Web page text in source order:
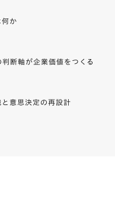
何か
断軸が企業価値をつくる
意思決定の再設計